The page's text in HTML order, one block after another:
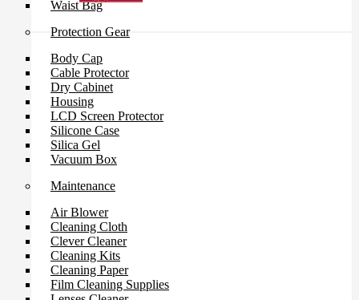
Waist Bag
Protection Gear
Body Cap
Cable Protector
Dry Cabinet
Housing
LCD Screen Protector
Silicone Case
Silica Gel
Vacuum Box
Maintenance
Air Blower
Cleaning Cloth
Clever Cleaner
Cleaning Kits
Cleaning Paper
Film Cleaning Supplies